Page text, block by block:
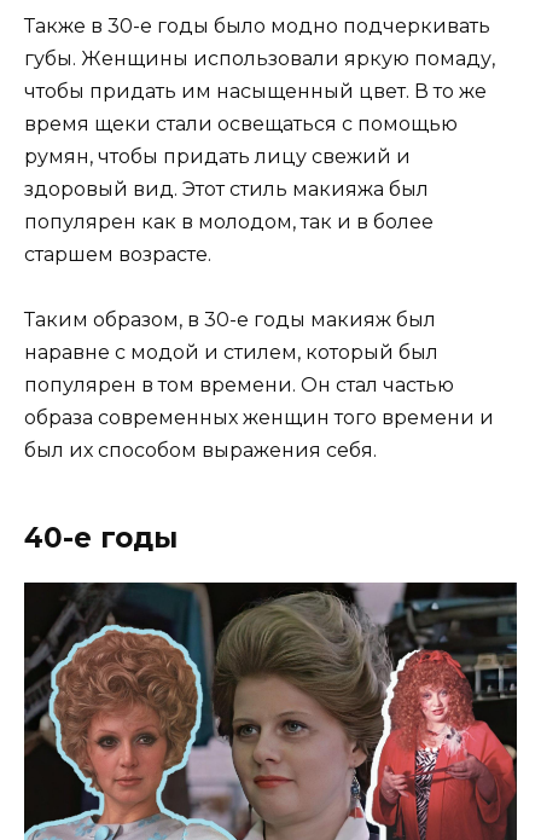
Также в 30-е годы было модно подчеркивать
губы. Женщины использовали яркую помаду,
чтобы придать им насыщенный цвет. В то же
время щеки стали освещаться с помощью
румян, чтобы придать лицу свежий и
здоровый вид. Этот стиль макияжа был
популярен как в молодом, так и в более
старшем возрасте.
Таким образом, в 30-е годы макияж был
наравне с модой и стилем, который был
популярен в том времени. Он стал частью
образа современных женщин того времени и
был их способом выражения себя.
40-е годы